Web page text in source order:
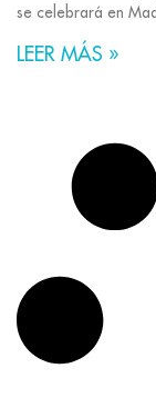
se celebrará en
LEER MÁS »